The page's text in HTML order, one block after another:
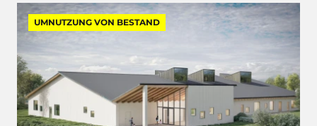
UMNUTZUNG VON BESTAND